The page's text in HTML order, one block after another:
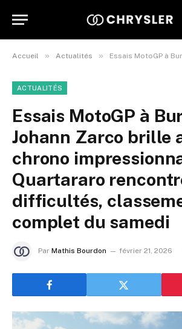
Accueil » Actualités » Essais MotoGP à Buriram : Johann Zarco brille avec un chrono
ACTUALITÉS
Essais MotoGP à
Johann Zarco brille
chrono
Quartararo
difficultés,
complet du samedi
Par Mathis Bourdon février 21, 2026